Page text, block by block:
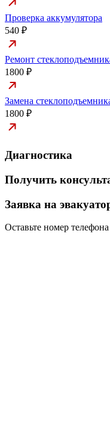
Проверка аккумулятора
540 ₽
Ремонт
1800 ₽
Замена
1800 ₽
Диагностика
Получить
Заявка на
Оставьте номер